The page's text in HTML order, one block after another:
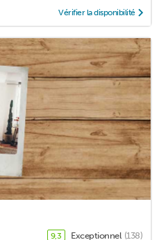
Vérifier la disponibilité
9,3 Exceptionnel (138)